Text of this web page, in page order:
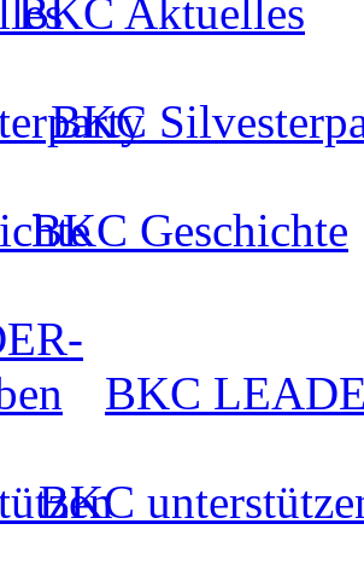
BKC Aktuelles
BKC
BKC Geschichte
BKC
BKC